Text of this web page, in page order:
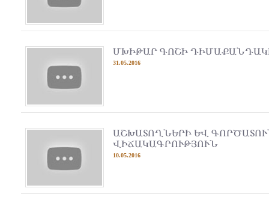
ՄԽԻԹԱՐ ԳՈՇԻ
31.05.2016
ԱՇԽԱՏՈՂՆԵՐԻ ԵՎ
ՎԻՃԱԿԱԳՐՈՒԹՅՈՒՆ
10.05.2016